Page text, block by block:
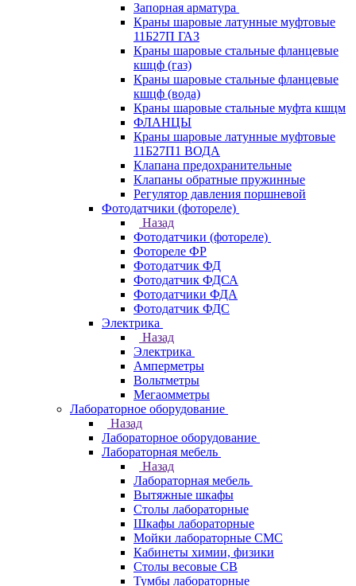
Запорная арматура
Краны шаровые латунные муфтовые
11Б27П ГАЗ
Краны шаровые стальные фланцевые
кшцф (газ)
Краны шаровые стальные фланцевые
кшцф (вода)
Краны шаровые стальные муфта кшцм
ФЛАНЦЫ
Краны шаровые латунные муфтовые
11Б27П1 ВОДА
Клапана предохранительные
Клапаны обратные пружинные
Регулятор давления поршневой
Фотодатчики (фотореле)
Назад
Фотодатчики (фотореле)
Фотореле ФР
Фотодатчик ФД
Фотодатчик ФДСА
Фотодатчики ФДА
Фотодатчик ФДС
Электрика
Назад
Электрика
Амперметры
Вольтметры
Мегаомметры
Лабораторное оборудование
Назад
Лабораторное оборудование
Лабораторная мебель
Назад
Лабораторная мебель
Вытяжные шкафы
Столы лабораторные
Шкафы лабораторные
Мойки лабораторные СМС
Кабинеты химии, физики
Столы весовые СВ
Тумбы лабораторные